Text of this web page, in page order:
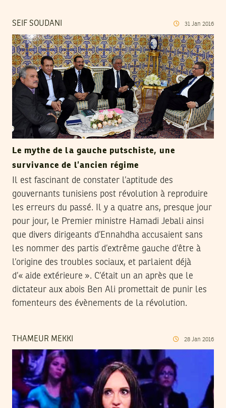
SEIF SOUDANI 31 Jan 2016
Le mythe de la gauche putschiste, une
survivance de l’ancien régime
Il est fascinant de constater l’aptitude des
gouvernants tunisiens post révolution à reproduire
les erreurs du passé. Il y a quatre ans, presque jour
pour jour, le Premier ministre Hamadi Jebali ainsi
que divers dirigeants d’Ennahdha accusaient sans
les nommer des partis d’extrême gauche d’être à
l’origine des troubles sociaux, et parlaient déjà
d’« aide extérieure ». C’était un an après que le
dictateur aux abois Ben Ali promettait de punir les
fomenteurs des évènements de la révolution.
THAMEUR MEKKI 28 Jan 2016